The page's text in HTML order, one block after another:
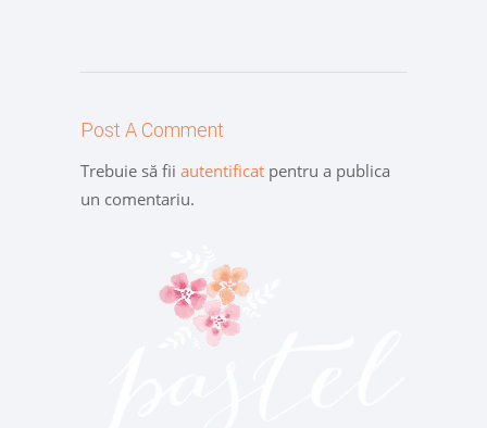
Post A Comment
Trebuie să fii autentificat pentru a publica
un comentariu.